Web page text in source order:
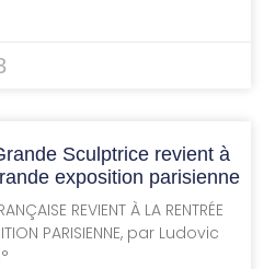
Sculptrice revient à
exposition parisienne
REVIENT À LA RENTRÉE
PARISIENNE, par Ludovic